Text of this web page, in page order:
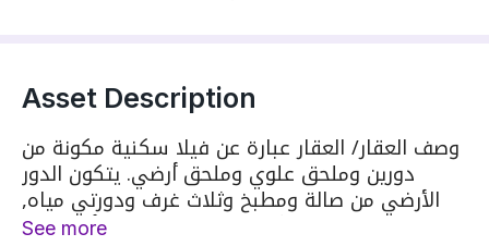
Asset Description
وصف العقار/ العقار عبارة عن فيلا سكنية مكونة من
دورين وملحق علوي وملحق أرضي. يتكون الدور
الأرضي من صالة ومطبخ وثلاث غرف ودورتي مياه,
بينما يتكون الدور الأول من صالة ومطبخ وأربع غرف
See more